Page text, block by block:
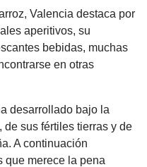
Valencia destaca por
aperitivos, su
bebidas, muchas
en otras
desarrollado bajo la
sus fértiles tierras y de
A continuación
que merece la pena